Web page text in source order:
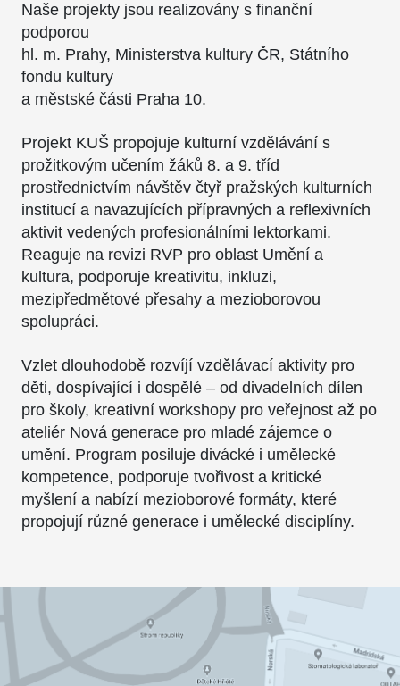
Naše projekty jsou realizovány s finanční
podporou
hl. m. Prahy, Ministerstva kultury ČR, Státního
fondu kultury
a městské části Praha 10.
Projekt KUŠ propojuje kulturní vzdělávání s
prožitkovým učením žáků 8. a 9. tříd
prostřednictvím návštěv čtyř pražských kulturních
institucí a navazujících přípravných a reflexivních
aktivit vedených profesionálními lektorkami.
Reaguje na revizi RVP pro oblast Umění a
kultura, podporuje kreativitu, inkluzi,
mezipředmětové přesahy a mezioborovou
spolupráci.
Vzlet dlouhodobě rozvíjí vzdělávací aktivity pro
děti, dospívající i dospělé – od divadelních dílen
pro školy, kreativní workshopy pro veřejnost až po
ateliér Nová generace pro mladé zájemce o
umění. Program posiluje divácké i umělecké
kompetence, podporuje tvořivost a kritické
myšlení a nabízí mezioborové formáty, které
propojují různé generace i umělecké disciplíny.